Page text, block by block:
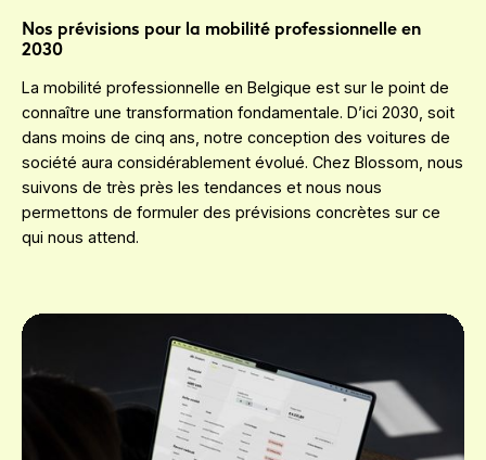
Nos prévisions pour la mobilité professionnelle en
2030
La mobilité professionnelle en Belgique est sur le point de
connaître une transformation fondamentale. D’ici 2030, soit
dans moins de cinq ans, notre conception des voitures de
société aura considérablement évolué. Chez Blossom, nous
suivons de très près les tendances et nous nous
permettons de formuler des prévisions concrètes sur ce
qui nous attend.